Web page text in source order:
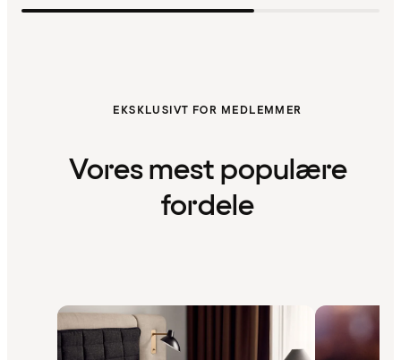
EKSKLUSIVT FOR MEDLEMMER
Vores mest populære
fordele